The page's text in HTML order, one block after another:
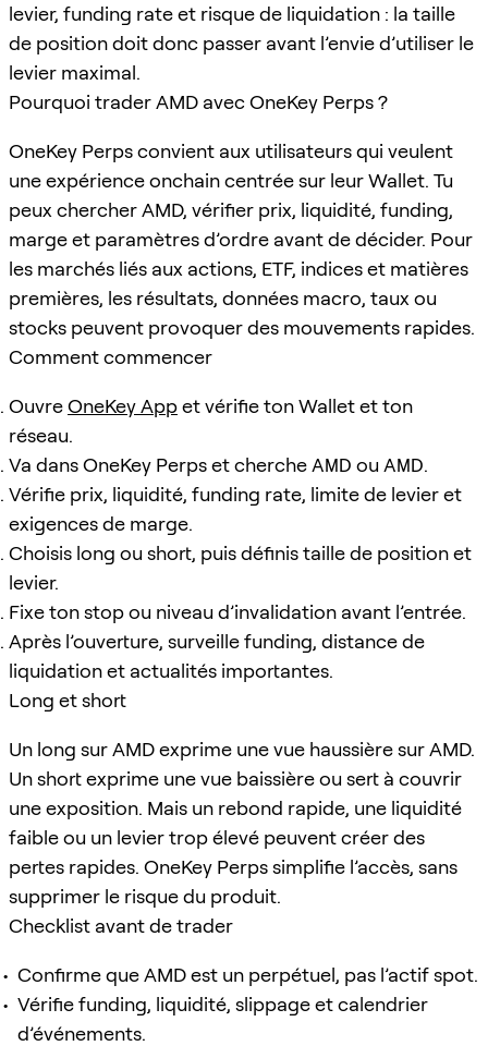
levier, funding rate et risque de liquidation : la taille
de position doit donc passer avant l’envie d’utiliser le
levier maximal.
Pourquoi trader AMD avec OneKey Perps ?
OneKey Perps convient aux utilisateurs qui veulent
une expérience onchain centrée sur leur Wallet. Tu
peux chercher AMD, vérifier prix, liquidité, funding,
marge et paramètres d’ordre avant de décider. Pour
les marchés liés aux actions, ETF, indices et matières
premières, les résultats, données macro, taux ou
stocks peuvent provoquer des mouvements rapides.
Comment commencer
OuvreOneKey Appet vérifie ton Wallet et ton
réseau.
Va dans OneKey Perps et cherche AMD ou AMD.
Vérifie prix, liquidité, funding rate, limite de levier et
exigences de marge.
Choisis long ou short, puis définis taille de position et
levier.
Fixe ton stop ou niveau d’invalidation avant l’entrée.
Après l’ouverture, surveille funding, distance de
liquidation et actualités importantes.
Long et short
Un long sur AMD exprime une vue haussière sur AMD.
Un short exprime une vue baissière ou sert à couvrir
une exposition. Mais un rebond rapide, une liquidité
faible ou un levier trop élevé peuvent créer des
pertes rapides. OneKey Perps simplifie l’accès, sans
supprimer le risque du produit.
Checklist avant de trader
Confirme que AMD est un perpétuel, pas l’actif spot.
Vérifie funding, liquidité, slippage et calendrier
d’événements.